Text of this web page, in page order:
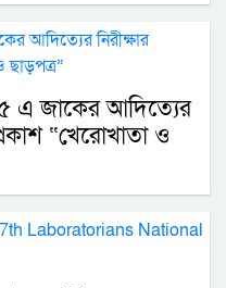
এ জাকের আদিত্যের
“খেরোখাতা ও